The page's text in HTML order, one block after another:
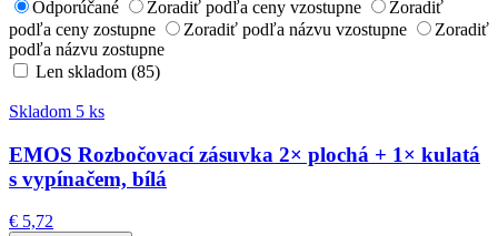
Odporúčané Zoradiť podľa ceny vzostupne
Zoradiť
podľa ceny zostupne
Zoradiť podľa názvu vzostupne
Zoradiť
podľa názvu zostupne
Len skladom (85)
Skladom 5 ks
EMOS Rozbočovací zásuvka 2× plochá + 1× kulatá
s vypínačem, bílá
€ 5,72